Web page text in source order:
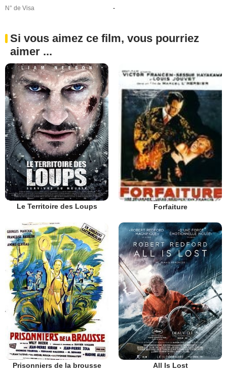
N° de Visa
-
Si vous aimez ce film, vous pourriez
aimer ...
Le Territoire des Loups Forfaiture
Prisonniers de la brousse All Is Lost